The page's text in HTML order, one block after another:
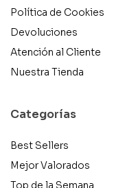
Política de Cookies
Devoluciones
Atención al Cliente
Nuestra Tienda
Categorías
Best Sellers
Mejor Valorados
Top de la Semana